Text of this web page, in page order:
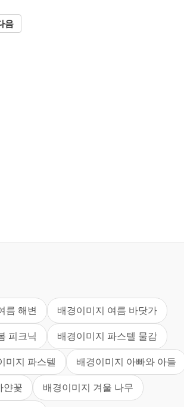
음
름 해변 배경이미지 여름 바닷가
피크닉 배경이미지 파스텔 물감
미지 파스텔 배경이미지 아빠와 아들
얀꽃 배경이미지 겨울 나무